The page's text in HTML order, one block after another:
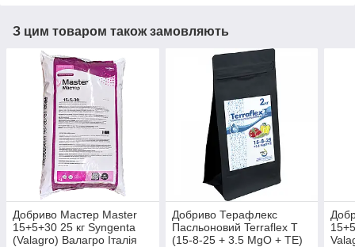
З цим товаром також замовляють
Добриво Мастер Master
15+5+30 25 кг Syngenta
(Valagro) Валагро Італія
Добриво Терафлекс
Пасльоновий Terraflex Т
(15-8-25 + 3.5 MgO + TЕ)